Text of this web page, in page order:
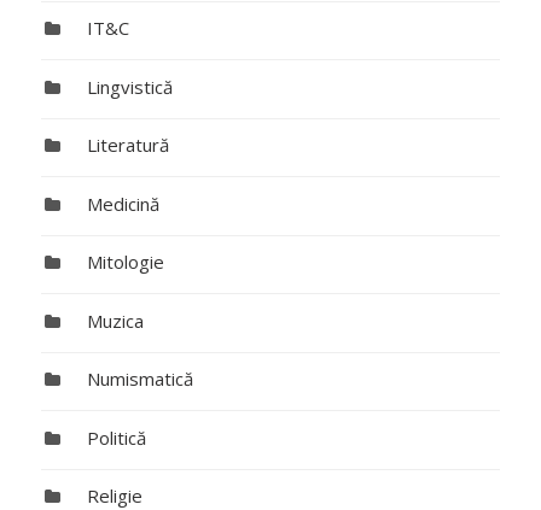
IT&C
Lingvistică
Literatură
Medicină
Mitologie
Muzica
Numismatică
Politică
Religie